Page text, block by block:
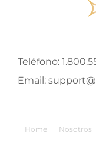
Teléfono:
Email:
Home Nosotros